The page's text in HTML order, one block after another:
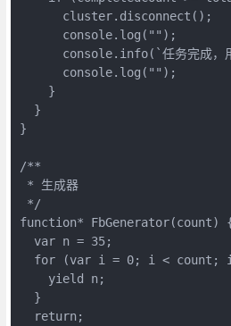
      cluster.disconnect();
      console.log("");
console.info(`任务完成
      console.log("");
    }
  }
}
/**
* 生成器
*/
function* FbGenerator(count)
  var n = 35;
for (var i = 0; i < count;
    yield n;
  }
  return;